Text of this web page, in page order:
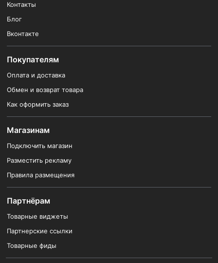
Контакты
Блог
Вконтакте
Покупателям
Оплата и доставка
Обмен и возврат товара
Как оформить заказ
Магазинам
Подключить магазин
Разместить рекламу
Правила размещения
Партнёрам
Товарные виджеты
Партнерские ссылки
Товарные фиды